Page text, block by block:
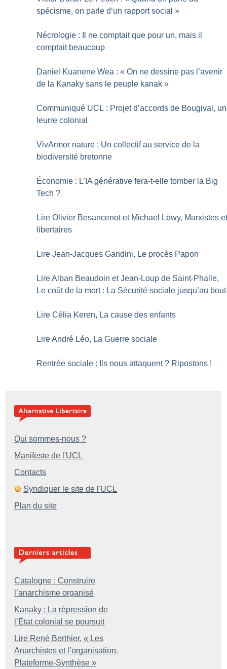
spécisme, on parle d’un rapport social »
Nécrologie : Il ne comptait que pour un, mais il
comptait beaucoup
Daniel Kuanene Wea : « On ne dessine pas l’avenir
de la Kanaky sans le peuple kanak »
Communiqué UCL : Projet d’accords de Bougival, un
leurre colonial
VivArmor nature : Un collectif au service de la
biodiversité bretonne
Économie : L’IA générative fera-t-elle tomber la Big
Tech ?
Lire Olivier Besancenot et Michael Löwy, Marxistes
libertaires
Lire Jean-Jacques Gandini, Le procès Papon
Lire Alban Beaudoin et Jean-Loup de Saint-Phalle,
Le coût de la mort : La Sécurité sociale jusqu’au bout
Lire Célia Keren, La cause des enfants
Lire André Léo, La Guerre sociale
Rentrée sociale : Ils nous attaquent ? Ripostons !
Qui sommes-nous ?
Manifeste de l'UCL
Contacts
Syndiquer le site de l'UCL
Plan du site
Catalogne : Construire
l’anarchisme organisé
Kanaky : La répression de
l’État colonial se poursuit
Lire René Berthier, « Les
Anarchistes et l’organisation.
Plateforme-Synthèse »